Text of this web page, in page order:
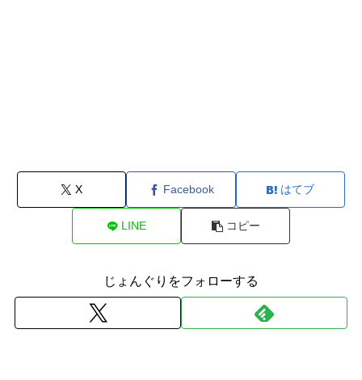
X Facebook はてブ
LINE コピー
じょんぐりをフォローする